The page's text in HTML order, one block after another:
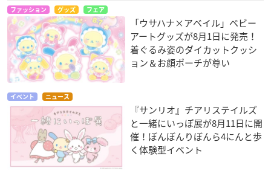
ファッション グッズ フェア
「ウサハナ×アベイル」ベビー
アートグッズが8月1日に発売！
着ぐるみ姿のダイカットクッシ
ョン＆お顔ポーチが尊い
イベント ニュース
『サンリオ』チアリステイルズ
と一緒にいっぽ展が8月11日に開
催！ぼんぼんりぼんら4にんと歩
く体験型イベント